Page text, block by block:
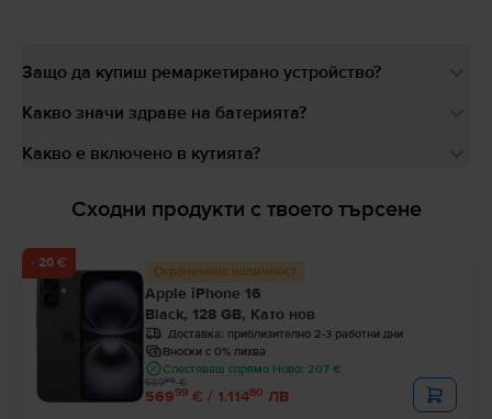
Защо да купиш ремаркетирано устройство?
Какво значи здраве на батерията?
Какво е включено в кутията?
Сходни продукти с твоето търсене
- 20 €
Ограничена наличност
Apple iPhone 16
Black, 128 GB, Като нов
Доставка: приблизително 2-3 работни дни
Вноски с 0% лихва
Спестяваш спрямо Ново: 207 €
56999 € / 1.11480 ЛВ
58999€